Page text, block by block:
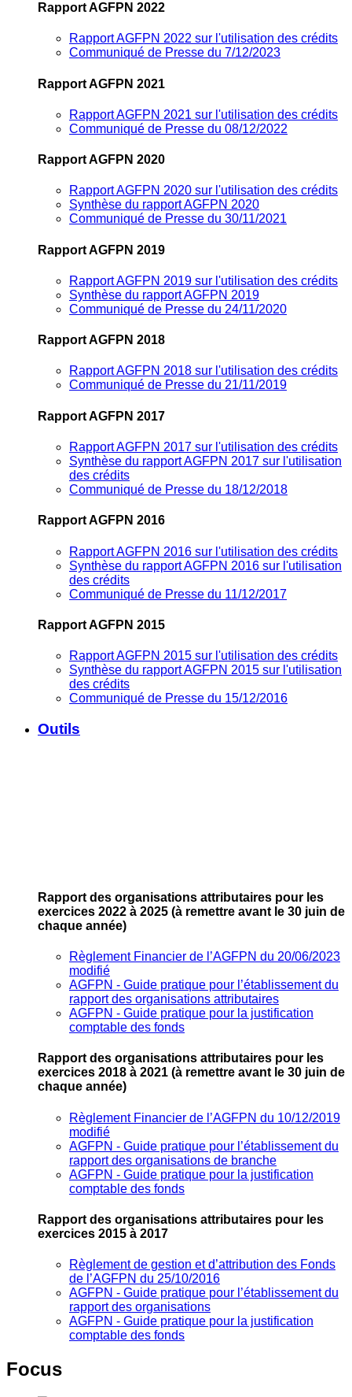
Rapport AGFPN 2022
Rapport AGFPN 2022 sur l'utilisation des crédits
Communiqué de Presse du 7/12/2023
Rapport AGFPN 2021
Rapport AGFPN 2021 sur l'utilisation des crédits
Communiqué de Presse du 08/12/2022
Rapport AGFPN 2020
Rapport AGFPN 2020 sur l'utilisation des crédits
Synthèse du rapport AGFPN 2020
Communiqué de Presse du 30/11/2021
Rapport AGFPN 2019
Rapport AGFPN 2019 sur l'utilisation des crédits
Synthèse du rapport AGFPN 2019
Communiqué de Presse du 24/11/2020
Rapport AGFPN 2018
Rapport AGFPN 2018 sur l'utilisation des crédits
Communiqué de Presse du 21/11/2019
Rapport AGFPN 2017
Rapport AGFPN 2017 sur l'utilisation des crédits
Synthèse du rapport AGFPN 2017 sur l'utilisation
des crédits
Communiqué de Presse du 18/12/2018
Rapport AGFPN 2016
Rapport AGFPN 2016 sur l'utilisation des crédits
Synthèse du rapport AGFPN 2016 sur l'utilisation
des crédits
Communiqué de Presse du 11/12/2017
Rapport AGFPN 2015
Rapport AGFPN 2015 sur l'utilisation des crédits
Synthèse du rapport AGFPN 2015 sur l'utilisation
des crédits
Communiqué de Presse du 15/12/2016
Outils
Rapport des organisations attributaires pour les
exercices 2022 à 2025 (à remettre avant le 30 juin de
chaque année)
Règlement Financier de l’AGFPN du 20/06/2023
modifié
AGFPN ‐ Guide pratique pour l’établissement du
rapport des organisations attributaires
AGFPN ‐ Guide pratique pour la justification
comptable des fonds
Rapport des organisations attributaires pour les
exercices 2018 à 2021 (à remettre avant le 30 juin de
chaque année)
Règlement Financier de l’AGFPN du 10/12/2019
modifié
AGFPN ‐ Guide pratique pour l’établissement du
rapport des organisations de branche
AGFPN ‐ Guide pratique pour la justification
comptable des fonds
Rapport des organisations attributaires pour les
exercices 2015 à 2017
Règlement de gestion et d’attribution des Fonds
de l’AGFPN du 25/10/2016
AGFPN ‐ Guide pratique pour l’établissement du
rapport des organisations
AGFPN ‐ Guide pratique pour la justification
comptable des fonds
Focus